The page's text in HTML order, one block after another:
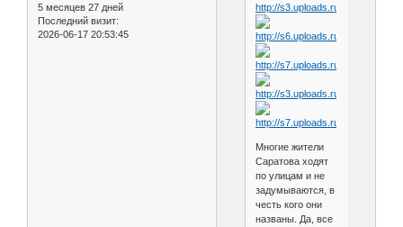
5 месяцев 27 дней
Последний визит:
2026-06-17 20:53:45
Многие жители
Саратова ходят
по улицам и не
задумываются, в
честь кого они
названы. Да, все